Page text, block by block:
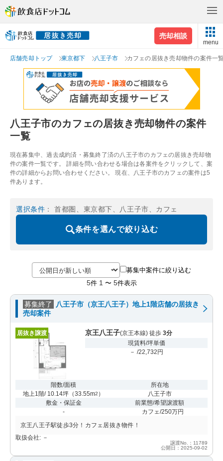
売却相談
menu
店舗売却トップ 東京都下 八王子市 カフェの居抜き売却物件の案件一
八王子市のカフェの居抜き売却物件の案件
一覧
現在募集中、過去成約済・募集終了済の八王子市のカフェの居抜き売却物
件の案件一覧です。 詳細を問い合わせる場合は各案件をクリックして、案
件の詳細からお問い合わせください。 現在、八王子市のカフェの案件は5
件あります。
選択条件 ： 首都圏、東京都下、八王子市、カフェ
条件を選んで絞り込む
募集中案件に絞り込む
5件 1 〜 5件表示
募集終了
八王子市（京王八王子）地上1階店舗の居抜き
売却案件
居抜き譲渡 京王八王子(京王本線) 徒歩 3分
現賃料/坪単価
－ /22,732円
階数/面積
地上1階/ 10.14坪 （33.55m2 ）
所在地
八王子市
敷金・保証金
-
前業態/希望譲渡額
カフェ/250万円
京王八王子駅徒歩3分！カフェ居抜き物件！
取扱会社: －
譲渡No.：11789
公開日：2025-09-02